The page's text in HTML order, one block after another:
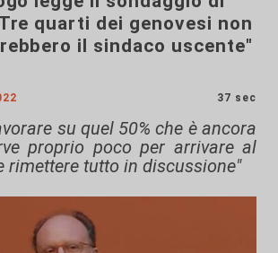
quarti dei genovesi non
il sindaco uscente"
37 sec
su quel 50% che è ancora
proprio poco per arrivare al
rimettere tutto in discussione"